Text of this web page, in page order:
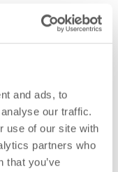
and ads, to
our traffic.
use of our site with
partners who
that you’ve